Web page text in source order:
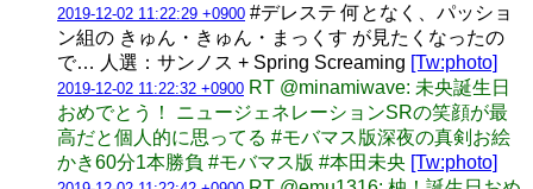
2019-12-02 11:22:29 +0900 #デレステ 何となく、パッショ
ン組の きゅん・きゅん・まっくす が見たくなったの
で… 人選：サンノス + Spring Screaming [Tw:photo]
2019-12-02 11:22:32 +0900 RT @minamiwave: 未央誕生日
おめでとう！ ニュージェネレーションSRの笑顔が最
高だと個人的に思ってる #モバマス版深夜の真剣お絵
かき60分1本勝負 #モバマス版 #本田未央 [Tw:photo]